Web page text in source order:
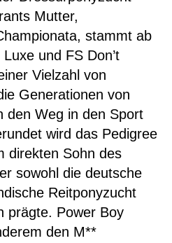
Mutter,
stammt ab
und FS Don’t
Vielzahl von
Generationen von
den Weg in den Sport
wird das Pedigree
direkten Sohn des
sowohl die deutsche
Reitponyzucht
prägte. Power Boy
den M**